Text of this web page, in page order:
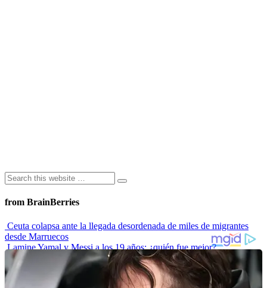
from BrainBerries
Ceuta colapsa ante la llegada desordenada de miles de migrantes
desde Marruecos
Lamine Yamal y Messi a los 19 años: ¿quién fue mejor?
“Envidiosa”, la serie argentina que muestra a una mujer real
Las 10 influencers latinas plus size que inspiran a sus seguidoras
La princesa Leonor finaliza su formación militar y se prepara para